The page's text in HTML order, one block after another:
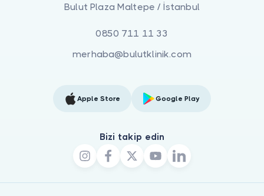
Bulut Plaza Maltepe / İstanbul
0850 711 11 33
merhaba@bulutklinik.com
Apple Store Google Play
Bizi takip edin